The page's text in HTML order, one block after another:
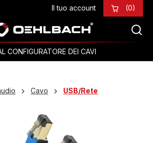
principale Il tuo account (0)
CONFIGURATORE DEI CAVI
Cavo USB/Rete